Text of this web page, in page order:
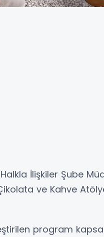
İlişkiler Şube
ve Kahve
program